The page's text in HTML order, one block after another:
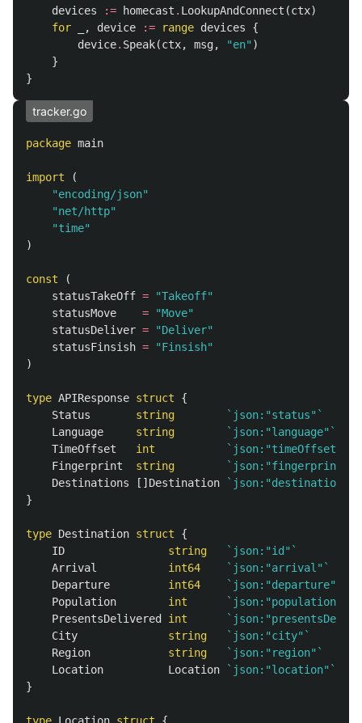
devices
:= homecast . LookupAndConnect (ctx)
for
, device := range devices
{
device. Speak(ctx, msg, "en" )
}
}
tracker.go
package main
import
(
"encoding/json"
"net/http"
"time"
)
const
(
statusTakeOff =
"Takeoff"
statusMove
=
"Move"
statusDeliver =
"Deliver"
statusFinsish =
"Finsish"
)
type APIResponse struct
{
Status
string
`json:"status"`
Language
string
`json:"language"`
TimeOffset
int
`json:"timeOffset"`
Fingerprint
string
`json:"fingerprint"`
Destinations
[] Destination
`json:"destinations"`
}
type Destination struct
{
ID
string
`json:"id"`
Arrival
int64
`json:"arrival"`
Departure
int64
`json:"departure"`
Population
int
`json:"population"`
PresentsDelivered
int
City
string
`json:"city"`
Region
string
`json:"region"`
Location
Location
`json:"location"`
}